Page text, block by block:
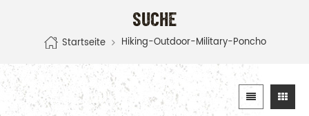
SUCHE
Startseite Hiking-Outdoor-Military-Poncho